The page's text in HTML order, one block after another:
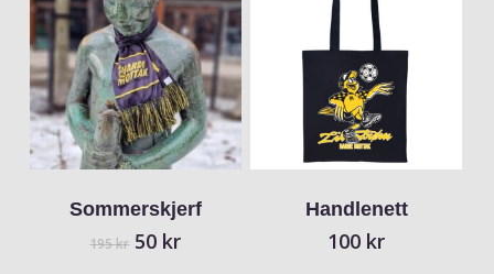
Sommerskjerf
195kr Opprinnelig
50 krNåværende
Handlenett
100 kr